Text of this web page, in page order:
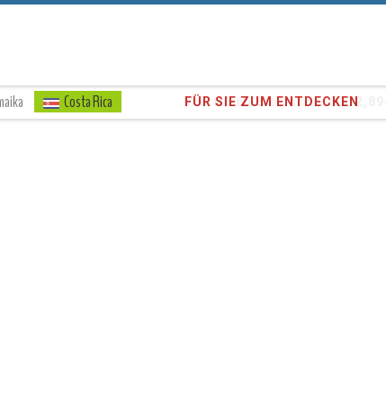
Costa Rica Vertrauen Sie unseren372,894